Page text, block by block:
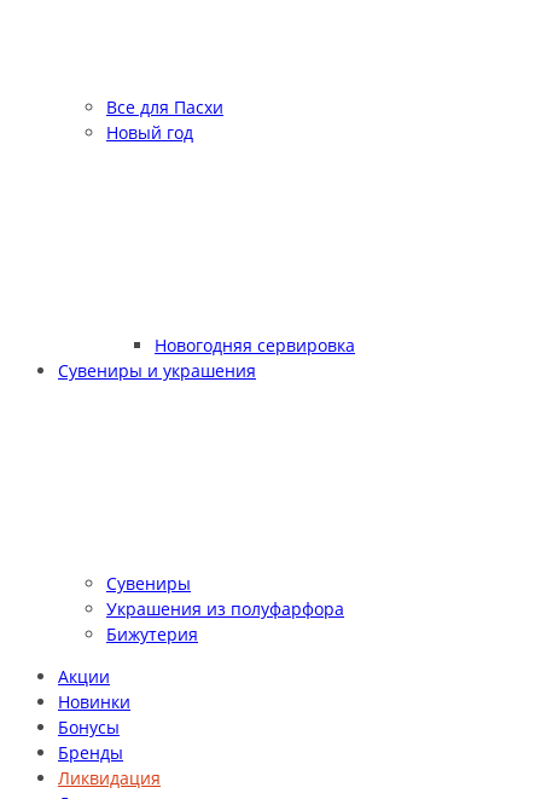
Все для Пасхи
Новый год
Новогодняя сервировка
Сувениры и украшения
Сувениры
Украшения из полуфарфора
Бижутерия
Акции
Новинки
Бонусы
Бренды
Ликвидация